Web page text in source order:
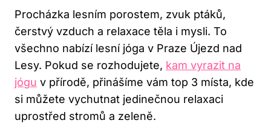
Procházka lesním porostem, zvuk ptáků,
čerstvý vzduch a relaxace těla i mysli. To
všechno nabízí lesní jóga v Praze Újezd nad
Lesy. Pokud se rozhodujete, kam vyrazit na
jógu v přírodě, přinášíme vám top 3 místa, kde
si můžete vychutnat jedinečnou relaxaci
uprostřed stromů a zeleně.